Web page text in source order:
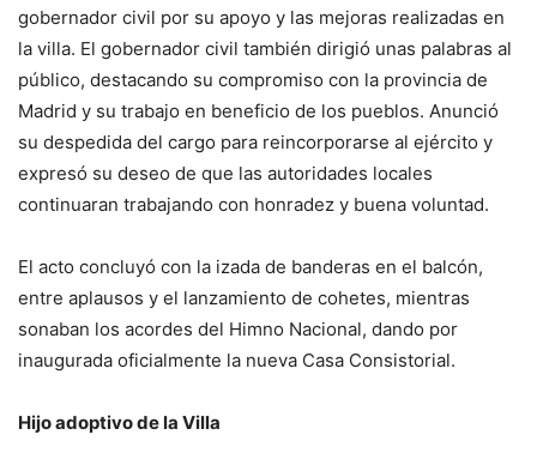
gobernador civil por su apoyo y las mejoras realizadas en
la villa. El gobernador civil también dirigió unas palabras al
público, destacando su compromiso con la provincia de
Madrid y su trabajo en beneficio de los pueblos. Anunció
su despedida del cargo para reincorporarse al ejército y
expresó su deseo de que las autoridades locales
continuaran trabajando con honradez y buena voluntad.
El acto concluyó con la izada de banderas en el balcón,
entre aplausos y el lanzamiento de cohetes, mientras
sonaban los acordes del Himno Nacional, dando por
inaugurada oficialmente la nueva Casa Consistorial.
Hijo adoptivo de la Villa